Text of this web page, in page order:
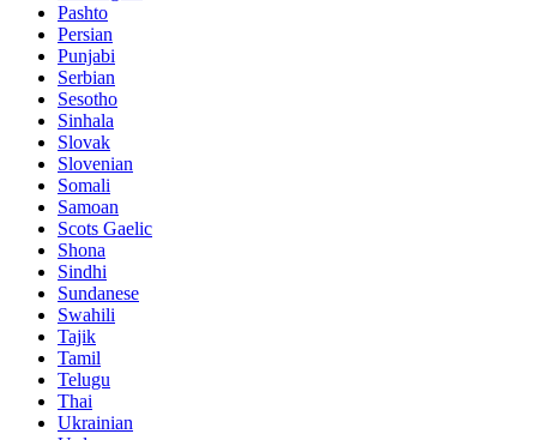
Pashto
Persian
Punjabi
Serbian
Sesotho
Sinhala
Slovak
Slovenian
Somali
Samoan
Scots Gaelic
Shona
Sindhi
Sundanese
Swahili
Tajik
Tamil
Telugu
Thai
Ukrainian